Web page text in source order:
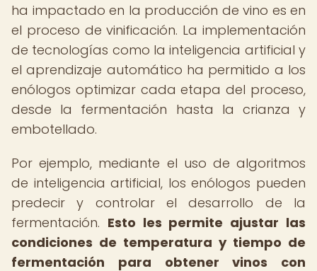
ha impactado en la producción de vino es en
el proceso de vinificación. La implementación
de tecnologías como la inteligencia artificial y
el aprendizaje automático ha permitido a los
enólogos optimizar cada etapa del proceso,
desde la fermentación hasta la crianza y
embotellado.
Por ejemplo, mediante el uso de algoritmos
de inteligencia artificial, los enólogos pueden
predecir y controlar el desarrollo de la
fermentación. Esto les permite ajustar las
condiciones de temperatura y tiempo de
fermentación para obtener vinos con